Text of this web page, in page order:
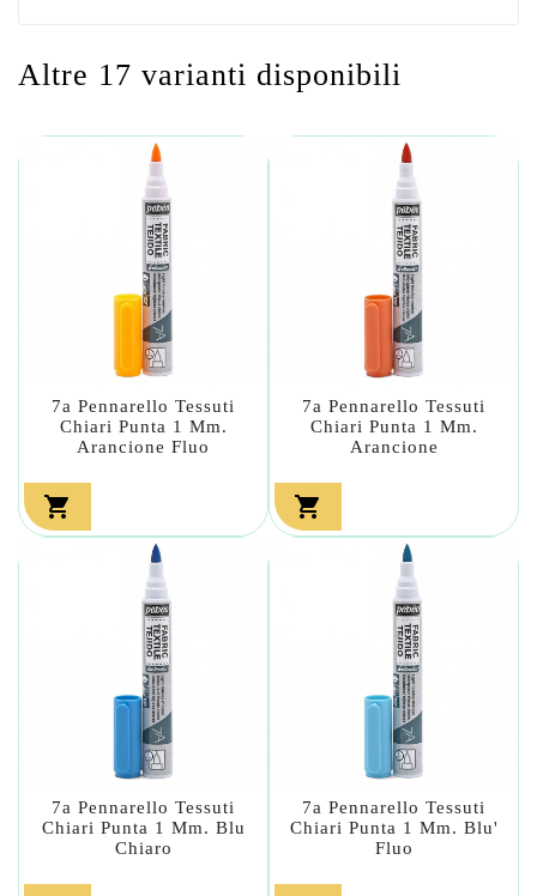
Altre 17 varianti disponibili
7a Pennarello Tessuti
Chiari Punta 1 Mm.
Arancione Fluo

7a Pennarello Tessuti
Chiari Punta 1 Mm.
Arancione

7a Pennarello Tessuti
Chiari Punta 1 Mm. Blu
Chiaro
7a Pennarello Tessuti
Chiari Punta 1 Mm. Blu'
Fluo